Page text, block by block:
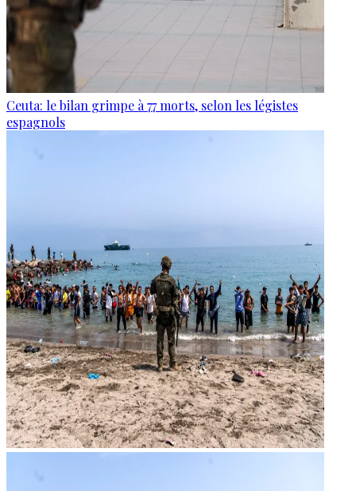
Ceuta: le bilan grimpe à 77 morts, selon les légistes
espagnols